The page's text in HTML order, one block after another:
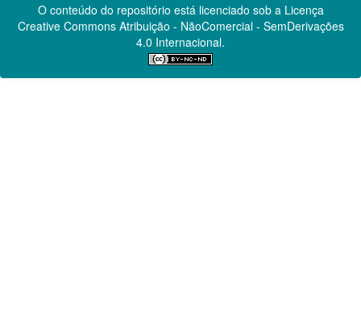
O conteúdo do repositório está licenciado sob a Licença
Creative CommonsAtribuição - NãoComercial - SemDerivações
4.0 Internacional.